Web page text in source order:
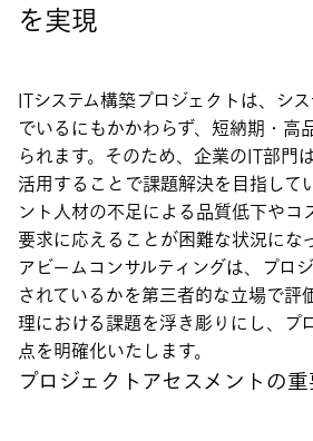
を実現
ITシステム構築プロジェクトは、シ
でいるにもかかわらず、短納期・高
られます。そのため、企業のIT部門
活用することで課題解決を目指して
ント人材の不足による品質低下やコ
要求に応えることが困難な状況にな
アビームコンサルティングは、プロ
されているかを第三者的な立場で評
理における課題を浮き彫りにし、プ
点を明確化いたします。
プロジェクトアセスメントの